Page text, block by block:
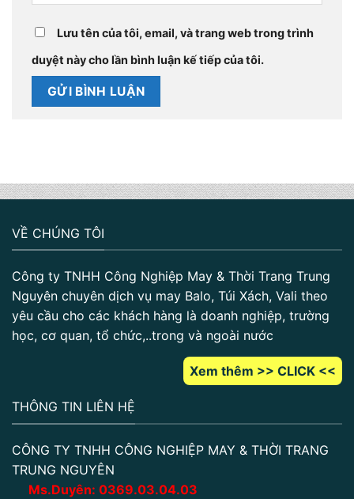
Lưu tên của tôi, email, và trang web trong trình
duyệt này cho lần bình luận kế tiếp của tôi.
VỀ CHÚNG TÔI
Công ty TNHH Công Nghiệp May & Thời Trang Trung
Nguyên chuyên dịch vụ may Balo, Túi Xách, Vali theo
yêu cầu cho các khách hàng là doanh nghiệp, trường
học, cơ quan, tổ chức,..trong và ngoài nước
Xem thêm >> CLICK <<
THÔNG TIN LIÊN HỆ
CÔNG TY TNHH CÔNG NGHIỆP MAY & THỜI TRANG
TRUNG NGUYÊN
Ms.Duyên: 0369.03.04.03